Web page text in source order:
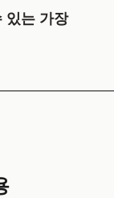
있는 가장